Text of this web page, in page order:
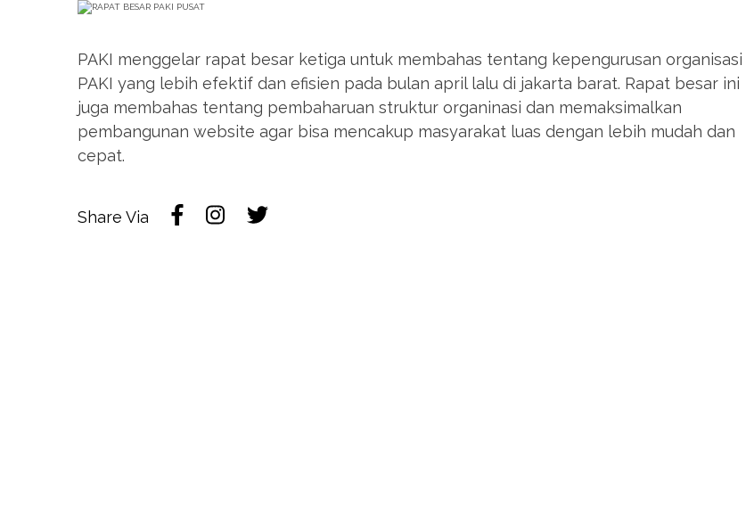
PAKI menggelar rapat besar ketiga untuk membahas tentang kepengurusan organisasi
PAKI yang lebih efektif dan efisien pada bulan april lalu di jakarta barat. Rapat besar ini
juga membahas tentang pembaharuan struktur organinasi dan memaksimalkan
pembangunan website agar bisa mencakup masyarakat luas dengan lebih mudah dan
cepat.
Share Via